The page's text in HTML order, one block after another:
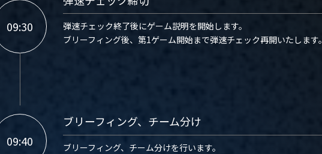
09:30
弾速チェック終了後にゲーム説明を開始します。
ブリーフィング後、第1ゲーム開始まで弾速チェック再開いたします。
09:40
ブリーフィング、チーム分け
ブリーフィング、チーム分けを行います。